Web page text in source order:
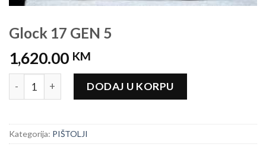
Glock 17 GEN 5
1,620.00 KM
Glock 17 GEN 5 količinaDODAJ U KORPU
Kategorija: PIŠTOLJI